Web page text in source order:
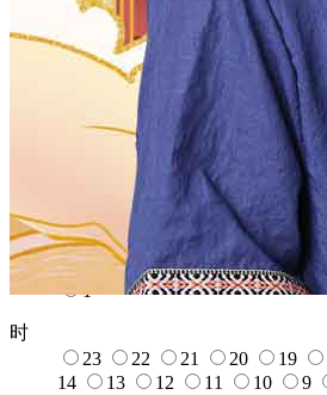
1918
1916 1915
1911
1909 1908
1905
1904 1903 1902
12
11 7
31
30 29 28 27
22
21 20 18 17
12
11 10 9 8 7
1
时
23
22 21 20 19
14
13 12 11 10 9